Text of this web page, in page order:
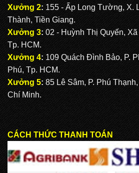
Xưởng 2: 155 - Ấp Long Tường, X.
Thành, Tiền Giang.
Xưởng 3: 02 - Huỳnh Thị Quyến,
Tp. HCM.
Xưởng 4: 109 Quách Đình Bảo, P.
Phú, Tp. HCM.
Xưởng 5: 85 Lê Sâm, P. Phú
Chí Minh.
CÁCH THỨC THANH TOÁN